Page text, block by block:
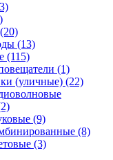
(20)
(13)
(115)
(1)
(уличные) (22)
(9)
(8)
(3)